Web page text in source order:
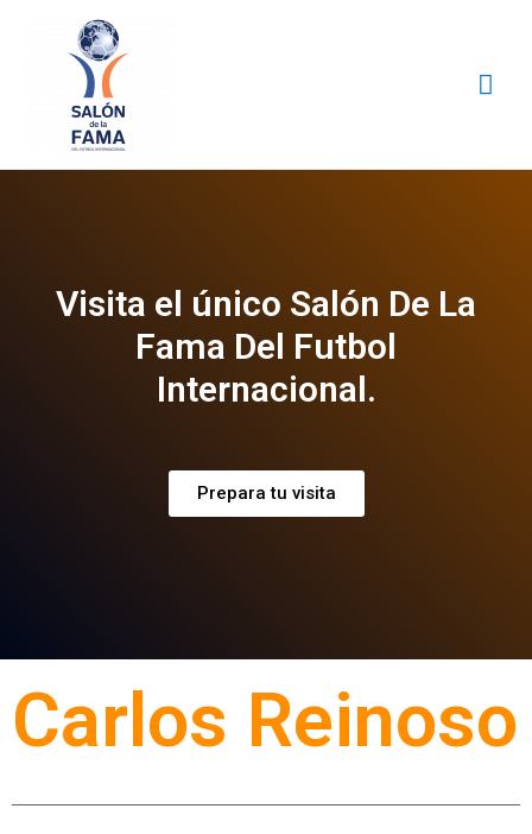
Visita el único Salón De La
Fama Del Futbol
Internacional.
Prepara tu visita
Carlos Reinoso